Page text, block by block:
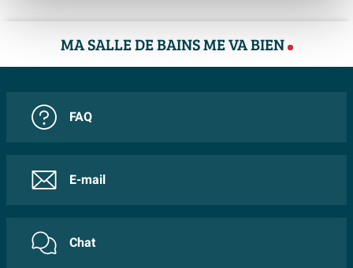
MA SALLE DE BAINS ME VA BIEN
FAQ
E-mail
Chat